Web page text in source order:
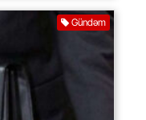
Gündəm